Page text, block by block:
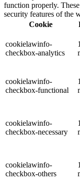
function properly.
security features of the
Cookie
cookielawinfo-
checkbox-analytics
cookielawinfo-
checkbox-functional
cookielawinfo-
checkbox-necessary
cookielawinfo-
checkbox-others